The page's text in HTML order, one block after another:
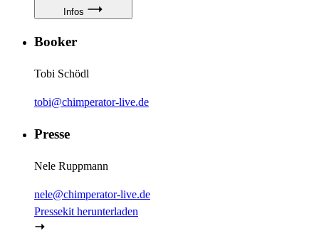
Infos
Booker
Tobi Schödl
tobi@chimperator-live.de
Presse
Nele Ruppmann
nele@chimperator-live.de
Pressekit herunterladen